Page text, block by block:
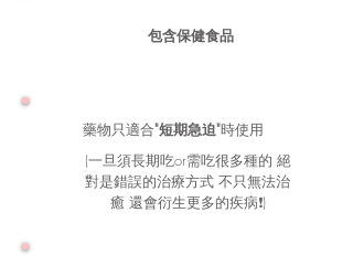
包含保健食品
藥物只適合"短期急迫"時使用
(一旦須長期吃or需吃很多種的 絕
對是錯誤的治療方式 不只無法治
癒 還會衍生更多的疾病❗️)